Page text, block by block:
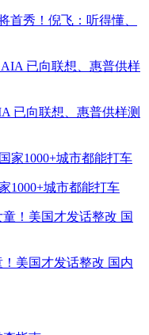
首秀！倪飞：听得懂、
已向联想、惠普供样测
1000+城市都能打车
美国才发话整改 国内